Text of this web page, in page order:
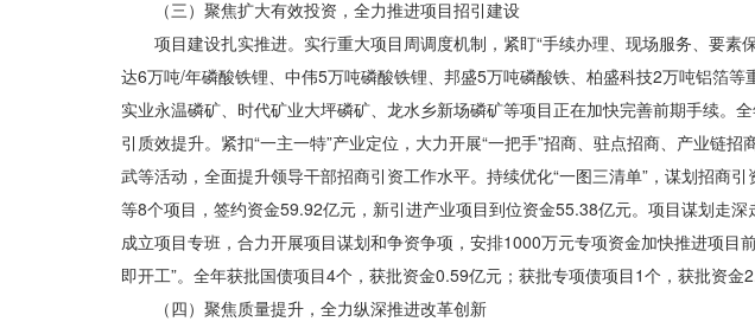
（三）聚焦扩大有效投资，全力推进项目招引建设
项目建设扎实推进。实行重大项目周调度机制，紧盯“手续办理、现场服务、要
达6万吨/年磷酸铁锂、中伟5万吨磷酸铁锂、邦盛5万吨磷酸铁、柏盛科技2万吨铝箔
实业永温磷矿、时代矿业大坪磷矿、龙水乡新场磷矿等项目正在加快完善前期手续。
引质效提升。紧扣“一主一特”产业定位，大力开展“一把手”招商、驻点招商、产业链
武等活动，全面提升领导干部招商引资工作水平。持续优化“一图三清单”，谋划招商
等8个项目，签约资金59.92亿元，新引进产业项目到位资金55.38亿元。项目谋划走
成立项目专班，合力开展项目谋划和争资争项，安排1000万元专项资金加快推进项目
即开工”。全年获批国债项目4个，获批资金0.59亿元；获批专项债项目1个，获批资
（四）聚焦质量提升，全力纵深推进改革创新